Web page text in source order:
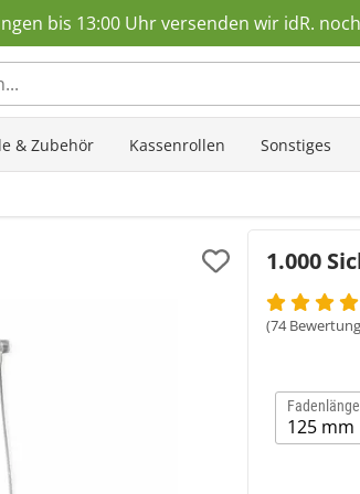
bis 13:00 Uhr versenden wir idR.
& Zubehör Kassenrollen Sonstiges
1.000
(74
Fadenlänge